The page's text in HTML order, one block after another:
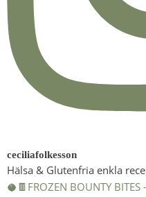
ceciliafolkesson
Hälsa & Glutenfria enkla
🥥🍫FROZEN BOUNTY